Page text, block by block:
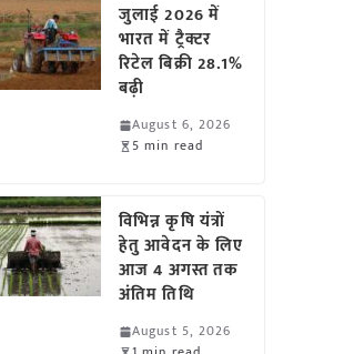
जुलाई 2026 में
भारत में ट्रैक्टर
रिटेल बिक्री 28.1%
बढ़ी
August 6, 2026
5 min read
विभिन्न कृषि यंत्रों
हेतु आवेदन के लिए
आज 4 अगस्त तक
अंतिम तिथि
August 5, 2026